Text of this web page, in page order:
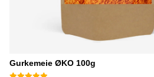
Gurkemeie ØKO 100g